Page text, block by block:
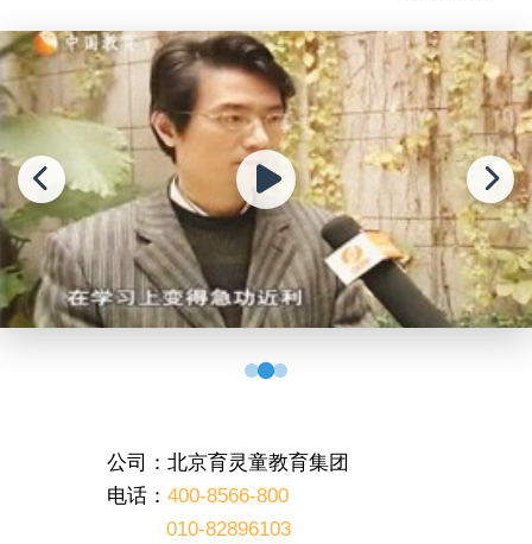
公司：北京育灵童教育集团
电话： 400-8566-800
010-82896103